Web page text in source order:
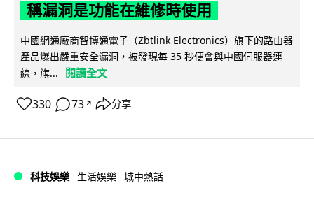
稱漏洞是功能在維修時使用
中國網通廠商智博通電子（Zbtlink Electronics）旗下的路由器
產品爆出嚴重安全漏洞，被發現每 35 秒便會與中國伺服器連
線，旗...
閱讀全文
330 73 ↗ 分享
科技娛樂 生活娛樂 城中熱話